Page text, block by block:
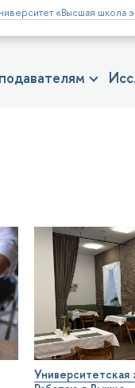
«Высшая школа
Университетская